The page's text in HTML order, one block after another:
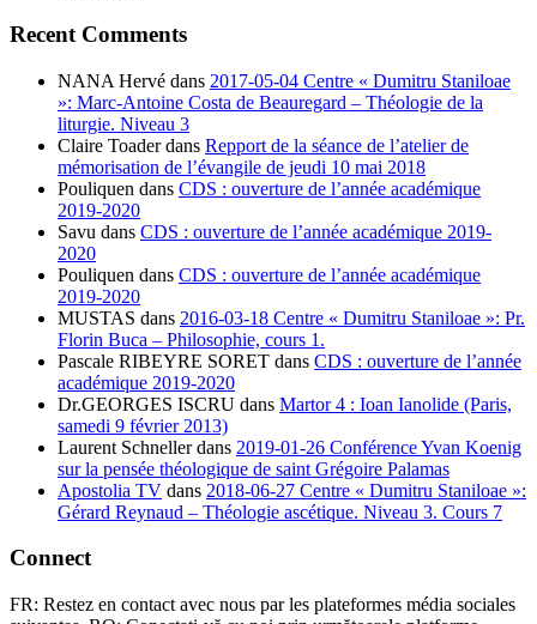
Recent Comments
NANA Hervé dans 2017-05-04 Centre « Dumitru Staniloae
»: Marc-Antoine Costa de Beauregard – Théologie de la
liturgie. Niveau 3
Claire Toaderdans Repport de la séance de l’atelier de
mémorisation de l’évangile de jeudi 10 mai 2018
Pouliquen dans CDS : ouverture de l’année académique
2019-2020
Savu dans CDS : ouverture de l’année académique 2019-
2020
Pouliquen dans CDS : ouverture de l’année académique
2019-2020
MUSTAS dans 2016-03-18 Centre « Dumitru Staniloae »: Pr.
Florin Buca – Philosophie, cours 1.
Pascale RIBEYRE SORET dans CDS : ouverture de l’année
académique 2019-2020
Dr.GEORGES ISCRU dans Martor 4 : Ioan Ianolide (Paris,
samedi 9 février 2013)
Laurent Schnellerdans 2019-01-26 Conférence Yvan Koenig
sur la pensée théologique de saint Grégoire Palamas
Apostolia TV dans 2018-06-27 Centre « Dumitru Staniloae »:
Gérard Reynaud – Théologie ascétique. Niveau 3. Cours 7
Connect
FR: Restez en contact avec nous par les plateformes média sociales